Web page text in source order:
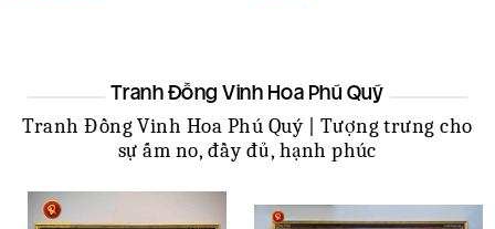
Tranh Đồng Vinh Hoa Phú Quý
Tranh Đồng Vinh Hoa Phú Quý | Tượng trưng cho
sự ấm no, đầy đủ, hạnh phúc